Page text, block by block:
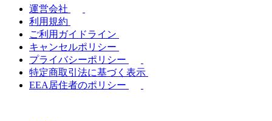
運営会社
利用規約
ご利用ガイドライン
キャンセルポリシー
プライバシーポリシー
特定商取引法に基づく表示
EEA居住者のポリシー